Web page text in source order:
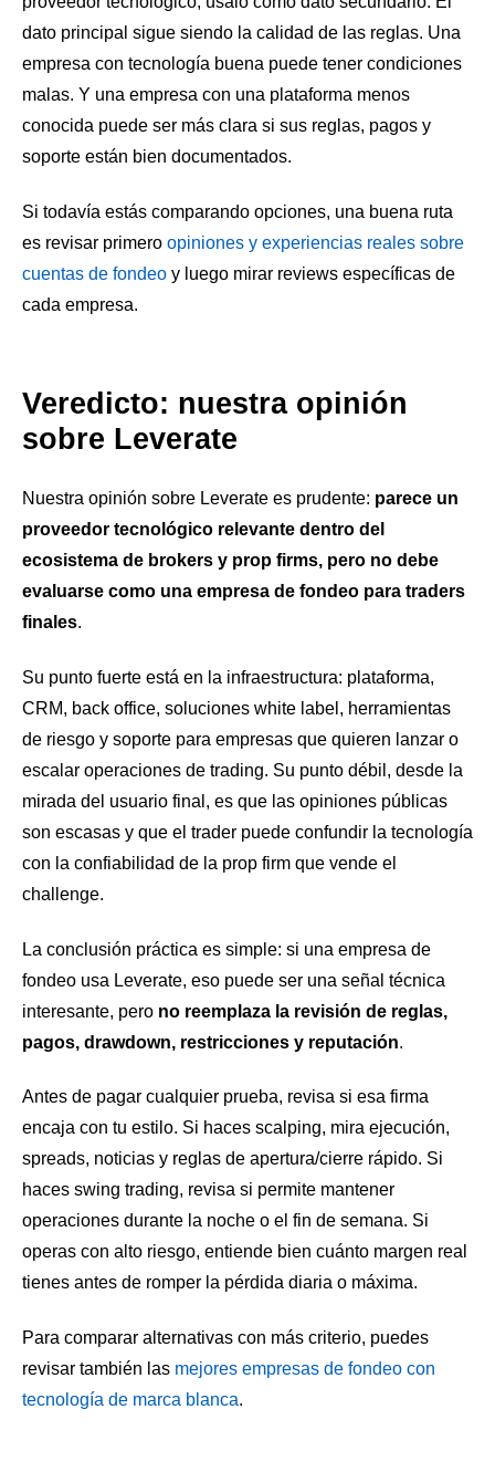
dato principal sigue siendo la calidad de las reglas. Una
empresa con tecnología buena puede tener condiciones
malas. Y una empresa con una plataforma menos
conocida puede ser más clara si sus reglas, pagos y
soporte están bien documentados.
Si todavía estás comparando opciones, una buena ruta
es revisar primero opiniones y experiencias reales sobre
cuentas de fondeo y luego mirar reviews específicas de
cada empresa.
Veredicto: nuestra opinión
sobre Leverate
Nuestra opinión sobre Leverate es prudente: parece un
proveedor tecnológico relevante dentro del
ecosistema de brokers y prop firms, pero no debe
evaluarse como una empresa de fondeo para traders
finales.
Su punto fuerte está en la infraestructura: plataforma,
CRM, back office, soluciones white label, herramientas
de riesgo y soporte para empresas que quieren lanzar o
escalar operaciones de trading. Su punto débil, desde la
mirada del usuario final, es que las opiniones públicas
son escasas y que el trader puede confundir la tecnología
con la confiabilidad de la prop firm que vende el
challenge.
La conclusión práctica es simple: si una empresa de
fondeo usa Leverate, eso puede ser una señal técnica
interesante, pero no reemplaza la revisión de reglas,
pagos, drawdown, restricciones y reputación.
Antes de pagar cualquier prueba, revisa si esa firma
encaja con tu estilo. Si haces scalping, mira ejecución,
spreads, noticias y reglas de apertura/cierre rápido. Si
haces swing trading, revisa si permite mantener
operaciones durante la noche o el fin de semana. Si
operas con alto riesgo, entiende bien cuánto margen real
tienes antes de romper la pérdida diaria o máxima.
Para comparar alternativas con más criterio, puedes
revisar también las mejores empresas de fondeo con
tecnología de marca blanca.